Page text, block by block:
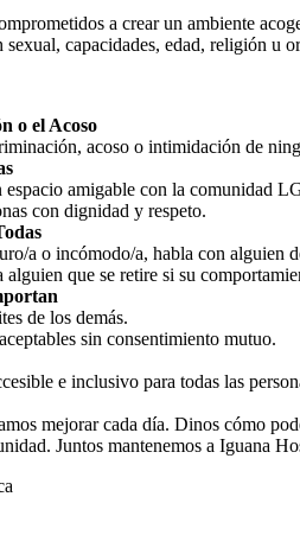
a crear un ambiente
sexual, capacidades, edad, religión u
o el Acoso
acoso o intimidación de
espacio amigable con la comunidad
con dignidad y respeto.
a o incómodo/a, habla con alguien
que se retire si su
de los demás.
sin consentimiento mutuo.
e inclusivo para todas las
mejorar cada día. Dinos cómo
Juntos mantenemos a Iguana